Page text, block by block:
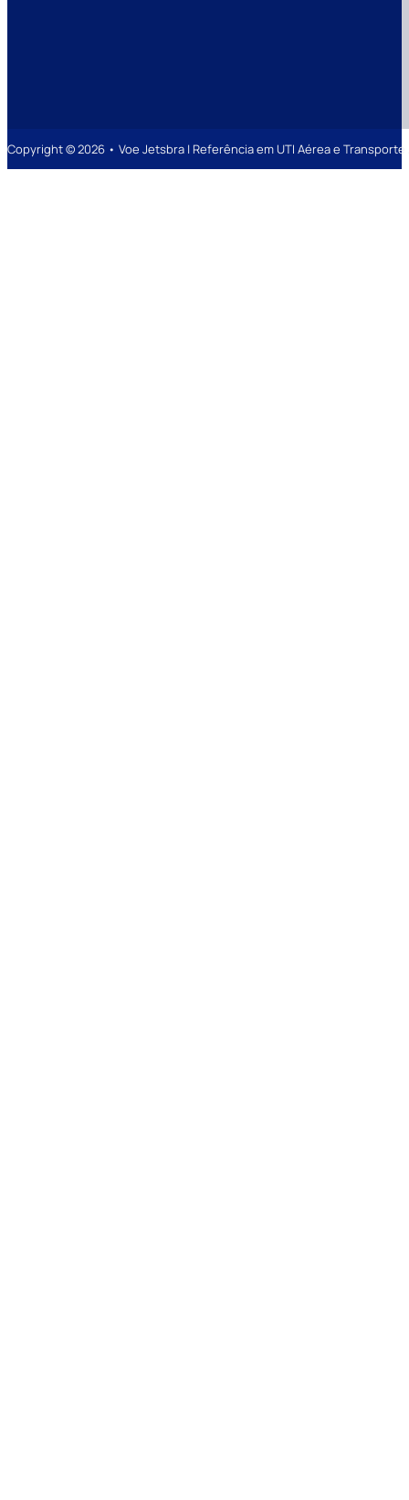
Copyright © 2026 • Voe Jetsbra | Referência em UTI Aérea e